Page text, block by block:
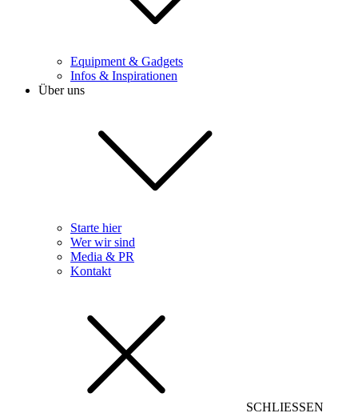
Equipment & Gadgets
Infos & Inspirationen
Über uns
Starte hier
Wer wir sind
Media & PR
Kontakt
SCHLIESSEN